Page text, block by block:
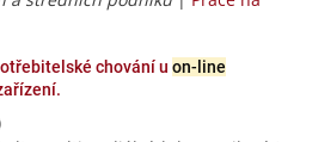
chování u on-line